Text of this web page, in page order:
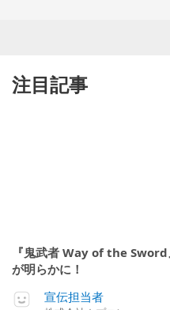
注目記事
『鬼武者 Way of the
が明らかに！
宣伝担当者